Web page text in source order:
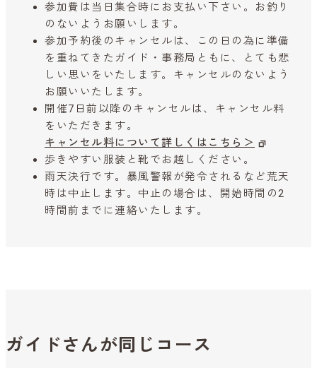
参加費は当日集合時にお支払い下さい。お釣り
のないようお願いします。
参加予約後のキャンセルは、この日の為に準備
を重ねてきたガイド・事務局ともに、とても悲
しい思いをいたします。キャンセルのないよう
お願いいたします。
開催7日前以降のキャンセルは、キャンセル料
をいただきます。
キャンセル料について詳しくはこちら＞
歩きやすい服装と靴でお越しください。
雨天決行です。暴風警報が発令されるなど荒天
時は中止します。中止の場合は、開始時間の2
時間前までに連絡いたします。
ガイドさんが同じコース